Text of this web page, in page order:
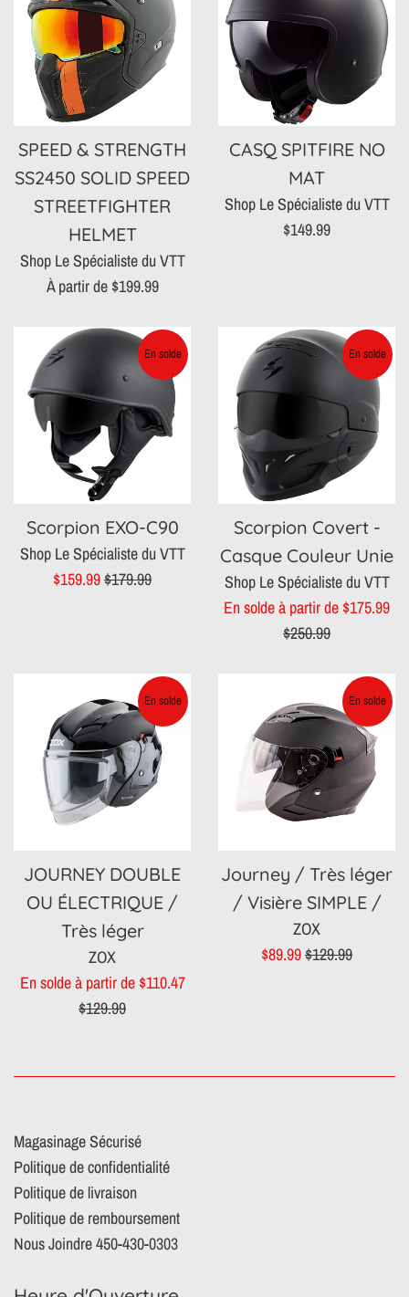
SPEED & STRENGTH
SS2450 SOLID SPEED
STREETFIGHTER
HELMET
Shop Le Spécialiste du VTT
À partir de $199.99
CASQ SPITFIRE NO
MAT
Shop Le Spécialiste du VTT
Prix
$149.99
Scorpion EXO-C90
Shop Le Spécialiste du VTT
Prix
$159.99Prix
$179.99
En solde
Scorpion Covert -
Casque Couleur Unie
Shop Le Spécialiste du VTT
En solde à partir de $175.99
$250.99
En solde
JOURNEY DOUBLE
OU ÉLECTRIQUE /
Très léger
ZOX
En solde à partir de $110.47Prix
$129.99
En solde
Journey / Très léger
/ Visière SIMPLE /
ZOX
Prix
$89.99Prix
$129.99
En solde
Magasinage Sécurisé
Politique de confidentialité
Politique de livraison
Politique de remboursement
Nous Joindre 450-430-0303